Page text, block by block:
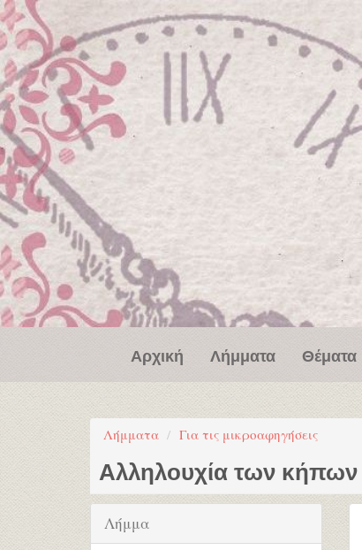
Παράκαμψη προς το κυρίως περιεχόμενο
Αρχική Λήμματα Θέματα
Λήμματα Για τις μικροαφηγήσεις
Αλληλουχία των κήπων
Λήμμα